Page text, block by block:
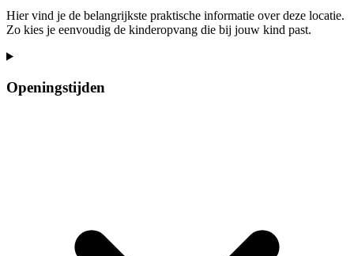
Hier vind je de belangrijkste praktische informatie over deze locatie.
Zo kies je eenvoudig de kinderopvang die bij jouw kind past.
Openingstijden